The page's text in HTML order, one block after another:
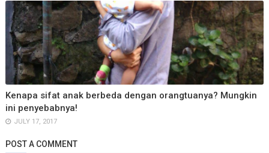
Kenapa sifat anak berbeda dengan orangtuanya? Mungkin
ini penyebabnya!
JULY 17, 2017
POST A COMMENT